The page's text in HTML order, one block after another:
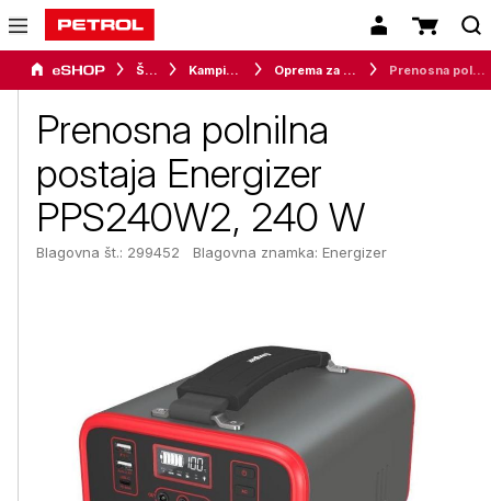
Šport Kampiranje Oprema za kampiranje
Prenosna polnilna
postaja Energizer
PPS240W2, 240 W
Blagovna št.: 299452 Blagovna znamka: Energizer